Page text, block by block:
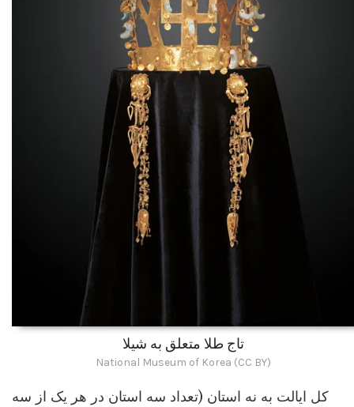
تاج طلا متعلق به شیلا
National Museum of Korea (CC BY)
کل ایالت به نه استان (تعداد سه استان در هر یک از سه